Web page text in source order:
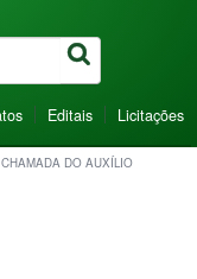
Editais Licitações
CHAMADA DO AUXÍLIO